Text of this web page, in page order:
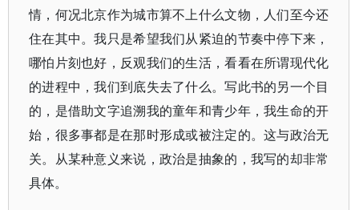
情，何况北京作为城市算不上什么文物，人们至今还
住在其中。我只是希望我们从紧迫的节奏中停下来，
哪怕片刻也好，反观我们的生活，看看在所谓现代化
的进程中，我们到底失去了什么。写此书的另一个目
的，是借助文字追溯我的童年和青少年，我生命的开
始，很多事都是在那时形成或被注定的。这与政治无
关。从某种意义来说，政治是抽象的，我写的却非常
具体。